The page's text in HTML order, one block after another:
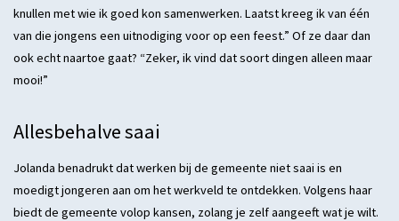
knullen met wie ik goed kon samenwerken. Laatst kreeg ik van één
van die jongens een uitnodiging voor op een feest.” Of ze daar dan
ook echt naartoe gaat? “Zeker, ik vind dat soort dingen alleen maar
mooi!”
Allesbehalve saai
Jolanda benadrukt dat werken bij de gemeente niet saai is en
moedigt jongeren aan om het werkveld te ontdekken. Volgens haar
biedt de gemeente volop kansen, zolang je zelf aangeeft wat je wilt.